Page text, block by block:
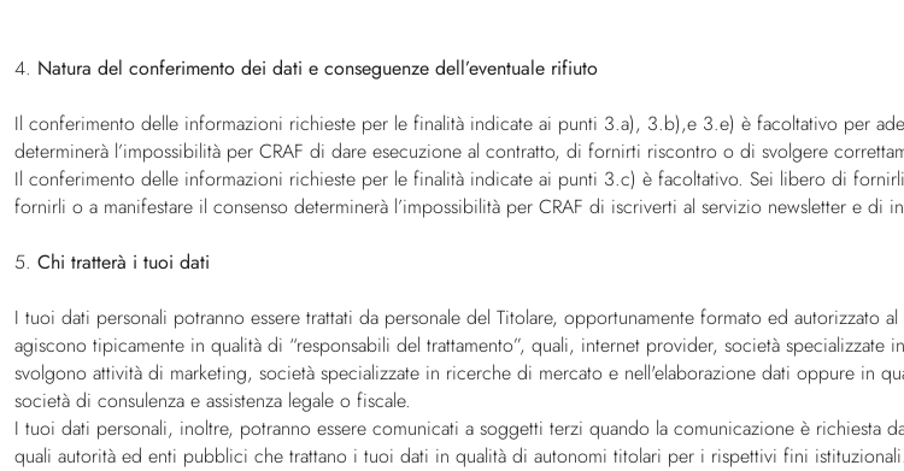
4. Natura del conferimento dei dati e conseguenze dell’eventuale rifiuto
Il conferimento delle informazioni richieste per le finalità indicate ai punti 3.a), 3.b),e 3.e) è facoltativo per
determinerà l’impossibilità per CRAF di dare esecuzione al contratto, di fornirti riscontro o di svolgere
Il conferimento delle informazioni richieste per le finalità indicate ai punti 3.c) è facoltativo. Sei libero di
fornirli o a manifestare il consenso determinerà l’impossibilità per CRAF di iscriverti al servizio newsletter e di
5. Chi tratterà i tuoi dati
I tuoi dati personali potranno essere trattati da personale del Titolare, opportunamente formato ed autorizzato
agiscono tipicamente in qualità di “responsabili del trattamento”, quali, internet provider, società
svolgono attività di marketing, società specializzate in ricerche di mercato e nell'elaborazione dati oppure in
società di consulenza e assistenza legale o fiscale.
I tuoi dati personali, inoltre, potranno essere comunicati a soggetti terzi quando la comunicazione è
quali autorità ed enti pubblici che trattano i tuoi dati in qualità di autonomi titolari per i rispettivi fini istituzionali.